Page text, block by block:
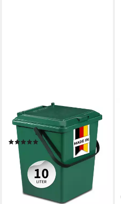
GARANTIA
Müllbeutel BIO-Eimer 10 Liter
grün
(5)
ab 15,18 €
lieferbar - in 2-3 Werktagen bei dir